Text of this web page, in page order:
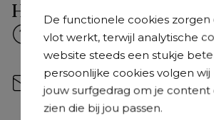
De functionele cookies
vlot werkt, terwijl analytische
website steeds een stukje
persoonlijke cookies volgen
jouw surfgedrag om je
zien die bij jou passen.
Hulp nodig?
Veelgestelde vragen
Snel antwoord op je vragen.
Mail ons
Stuur je mail naar hallo@exterioo.nl
We antwoorden zo snel mogelijk op